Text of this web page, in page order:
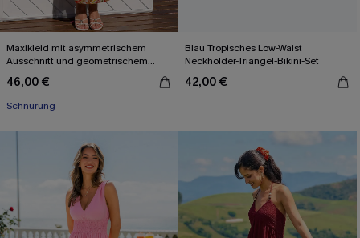
Maxikleid mit asymmetrischem
Ausschnitt und geometrischem
46,00 €
Schnürung
Blau Tropisches Low-Waist
Neckholder-Triangel-Bikini-Set
42,00 €